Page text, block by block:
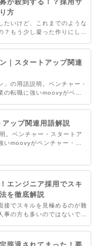
アの採用基準設定に関して詳
方
たいけど、これまでのような
？もう少し凝った作りにした
なっちゃいますよね。果たし
込んだ方がいいのでしょう
サイト設計者が採用サイトの
て解説します。
｜スタートアップ関連
」の用語説明。ベンチャー・
の転職に強いmoovyがベン
めました。
ップ関連用語解説
。ベンチャー・スタートア
いmoovyがベンチャー・ス
エンジニア採用でスキ
を徹底解説
接でスキルを見極めるのが難
事の方も多いのではないでし
ないと分からないと諦めてい
アは採用単価が高いので、で